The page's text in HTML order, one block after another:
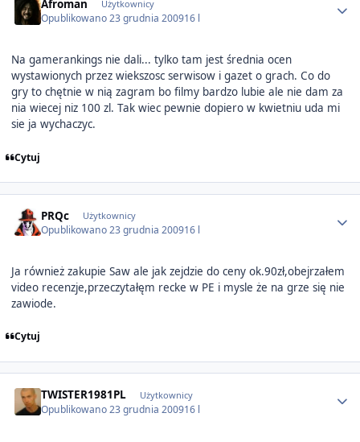
Afroman Użytkownicy
Opublikowano23 grudnia 200916 l
Na gamerankings nie dali... tylko tam jest średnia ocen
wystawionych przez wiekszosc serwisow i gazet o grach. Co do
gry to chętnie w nią zagram bo filmy bardzo lubie ale nie dam za
nia wiecej niz 100 zl. Tak wiec pewnie dopiero w kwietniu uda mi
sie ja wychaczyc.
Cytuj
PRQc Użytkownicy
Opublikowano23 grudnia 200916 l
Ja również zakupie Saw ale jak zejdzie do ceny ok.90zł,obejrzałem
video recenzje,przeczytałęm recke w PE i mysle że na grze się nie
zawiode.
Cytuj
TWISTER1981PL Użytkownicy
Opublikowano23 grudnia 200916 l